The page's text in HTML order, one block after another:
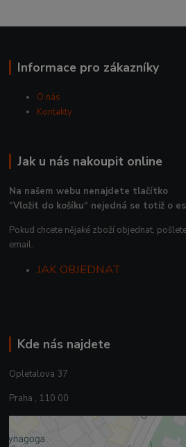
Informace pro zákazníky
O nás
Kontakty
Jak u nás nakoupit online
Na našem webu nenajdete tlačítko
“Vložit do košíku“ nejedná se totiž o
Pokud chcete nějaké zboží objednat,
email.
JAK OBJEDNAT
Kde nás najdete
Opletalova 37
Praha , 110 00